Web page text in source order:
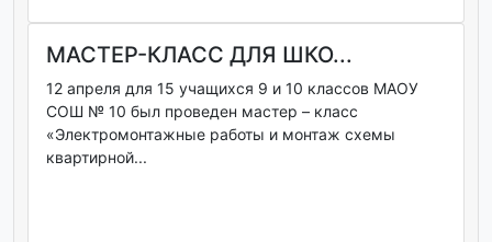
МАСТЕР-КЛАСС ДЛЯ ШКО...
12 апреля для 15 учащихся 9 и 10 классов МАОУ
СОШ № 10 был проведен мастер – класс
«Электромонтажные работы и монтаж схемы
квартирной...